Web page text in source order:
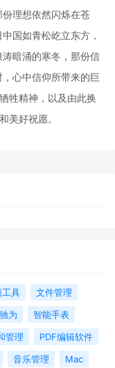
理想依然闪烁在苍
国如青松屹立东方，
暗涌的寒冬，那份信
心中信仰所带来的巨
牲精神，以及由此换
美好祝愿。
工具
文件管理
驰为
智能手表
管理
PDF编辑软件
音乐管理 Mac